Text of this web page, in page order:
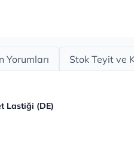
Yorumları Stok Teyit ve
Lastiği (DE)